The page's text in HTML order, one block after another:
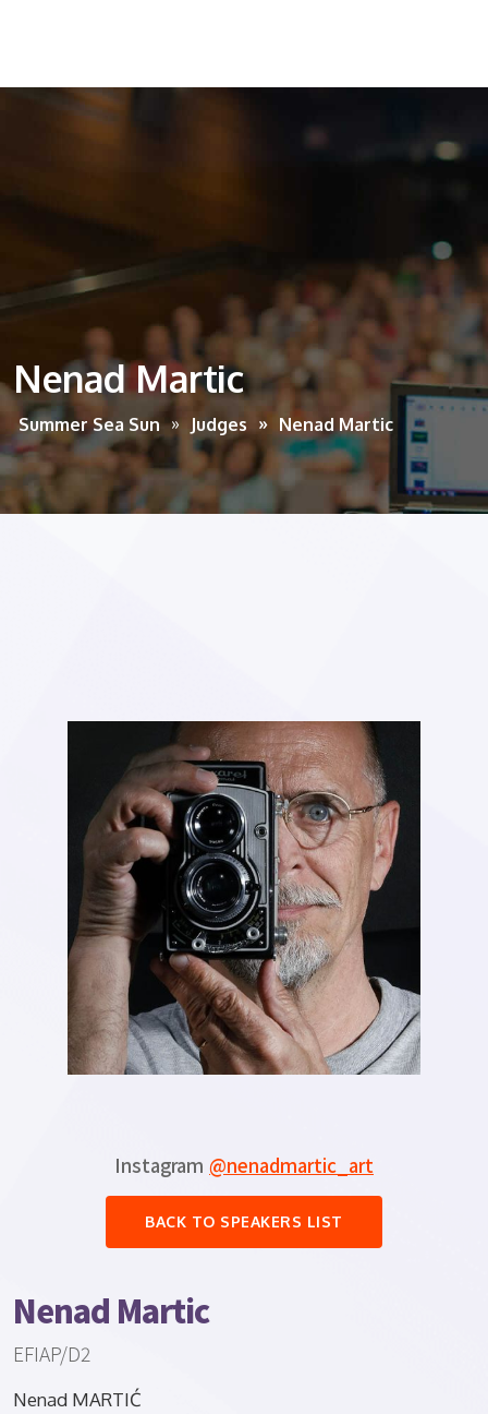
Nenad Martic
Summer Sea Sun Judges Nenad Martic
Instagram @nenadmartic_art
BACK TO SPEAKERS LIST
Nenad Martic
EFIAP/D2
Nenad MARTIĆ